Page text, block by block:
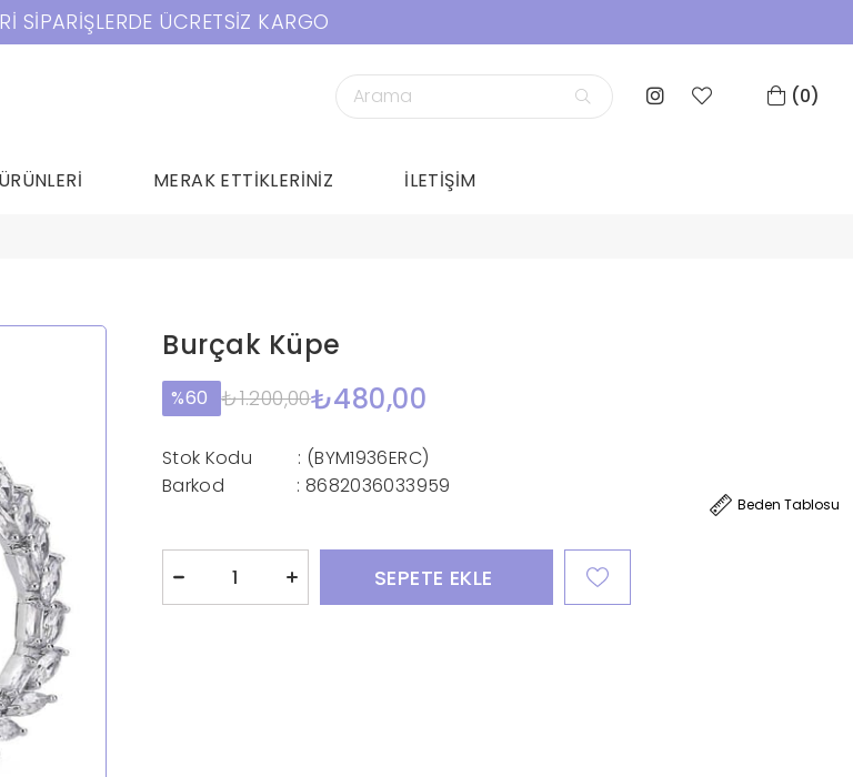
SİPARİŞLERDE ÜCRETSİZ KARGO
0
MERAK ETTİKLERİNİZ İLETİŞİM
Burçak Küpe
60 ₺1.200,00₺480,00
Beden Tablosu
Stok Kodu
(BYM1936ERC)
Barkod
: 8682036033959